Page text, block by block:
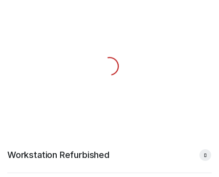
Workstation Refurbished